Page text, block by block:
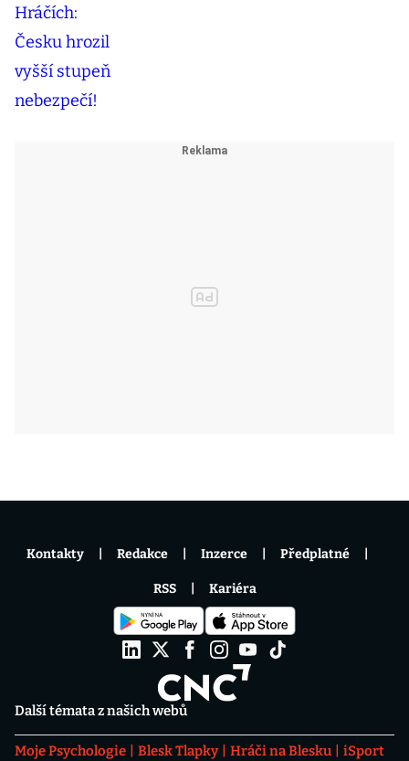
Další témata z našich webů
Moje Psychologie Blesk Tlapky Hráči na Blesku
iSport
Kontakty Redakce Inzerce Předplatné
RSS Kariéra